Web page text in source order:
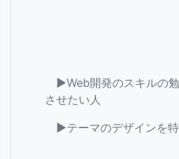
▶Web開発のスキルの
させたい人
▶テーマのデザインを特